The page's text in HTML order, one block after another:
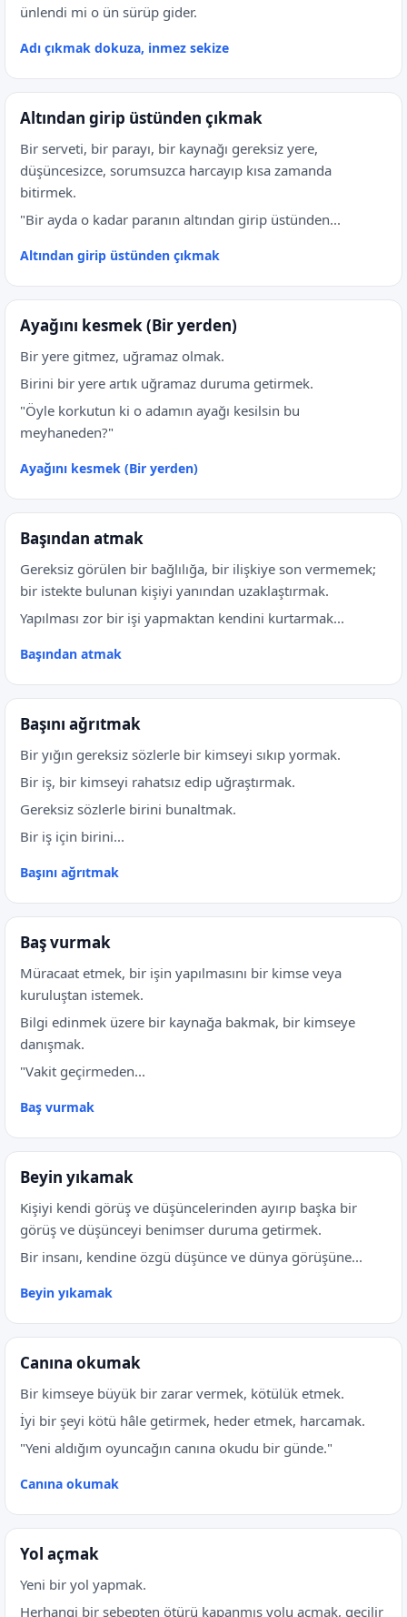
ünlendi mi o ün sürüp gider.
Adı çıkmak dokuza, inmez sekize
Altından girip üstünden çıkmak
Bir serveti, bir parayı, bir kaynağı gereksiz yere,
düşüncesizce, sorumsuzca harcayıp kısa zamanda
bitirmek.
"Bir ayda o kadar paranın altından girip üstünden...
Altından girip üstünden çıkmak
Ayağını kesmek (Bir yerden)
Bir yere gitmez, uğramaz olmak.
Birini bir yere artık uğramaz duruma getirmek.
"Öyle korkutun ki o adamın ayağı kesilsin bu
meyhaneden?"
Ayağını kesmek (Bir yerden)
Başından atmak
Gereksiz görülen bir bağlılığa, bir ilişkiye son vermemek;
bir istekte bulunan kişiyi yanından uzaklaştırmak.
Yapılması zor bir işi yapmaktan kendini kurtarmak...
Başından atmak
Başını ağrıtmak
Bir yığın gereksiz sözlerle bir kimseyi sıkıp yormak.
Bir iş, bir kimseyi rahatsız edip uğraştırmak.
Gereksiz sözlerle birini bunaltmak.
Bir iş için birini...
Başını ağrıtmak
Baş vurmak
Müracaat etmek, bir işin yapılmasını bir kimse veya
kuruluştan istemek.
Bilgi edinmek üzere bir kaynağa bakmak, bir kimseye
danışmak.
"Vakit geçirmeden...
Baş vurmak
Beyin yıkamak
Kişiyi kendi görüş ve düşüncelerinden ayırıp başka bir
görüş ve düşünceyi benimser duruma getirmek.
Bir insanı, kendine özgü düşünce ve dünya görüşüne...
Beyin yıkamak
Canına okumak
Bir kimseye büyük bir zarar vermek, kötülük etmek.
İyi bir şeyi kötü hâle getirmek, heder etmek, harcamak.
"Yeni aldığım oyuncağın canına okudu bir günde."
Canına okumak
Yol açmak
Yeni bir yol yapmak.
Herhangi bir sebepten ötürü kapanmış yolu açmak, geçilir